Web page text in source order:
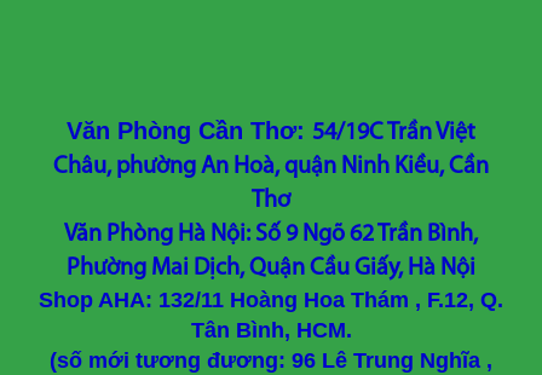
Văn Phòng Cần Thơ: 54/19C Trần Việt
Châu, phường An Hoà, quận Ninh Kiều, Cần
Thơ
Văn Phòng Hà Nội: Số 9 Ngõ 62 Trần Bình,
Phường Mai Dịch, Quận Cầu Giấy, Hà Nội
Shop AHA: 132/11 Hoàng Hoa Thám , F.12, Q.
Tân Bình, HCM.
(số mới tương đương: 96 Lê Trung Nghĩa ,